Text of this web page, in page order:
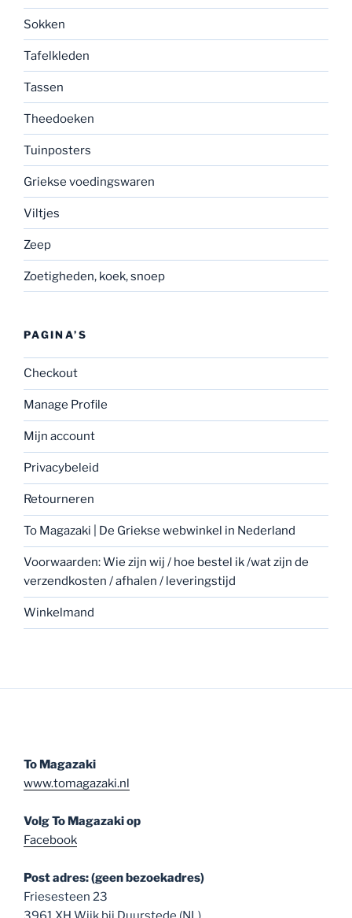
Sokken
Tafelkleden
Tassen
Theedoeken
Tuinposters
Griekse voedingswaren
Viltjes
Zeep
Zoetigheden, koek, snoep
PAGINA’S
Checkout
Manage Profile
Mijn account
Privacybeleid
Retourneren
To Magazaki | De Griekse webwinkel in Nederland
Voorwaarden: Wie zijn wij / hoe bestel ik /wat zijn de
verzendkosten / afhalen / leveringstijd
Winkelmand
To Magazaki
www.tomagazaki.nl
Volg To Magazaki op
Facebook
Post adres: (geen bezoekadres)
Friesesteen 23